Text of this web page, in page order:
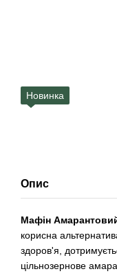
Новинка
Опис
Мафін
корисна
здоров'я,
цільнозернове